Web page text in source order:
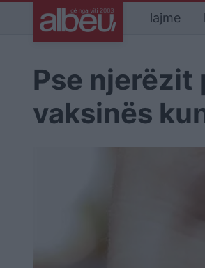
lajme
Pse njerëzit
vaksinës